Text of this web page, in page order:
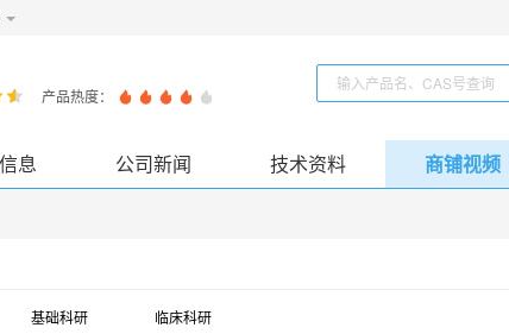
产品热度：
息 公司新闻 技术资料 商铺视频
基础科研 临床科研